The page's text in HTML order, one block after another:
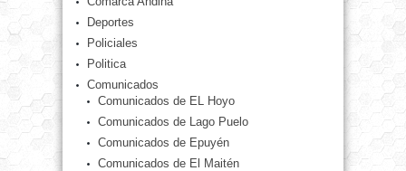
Deportes
Policiales
Politica
Comunicados
Comunicados de EL Hoyo
Comunicados de Lago Puelo
Comunicados de Epuyén
Comunicados de El Maitén